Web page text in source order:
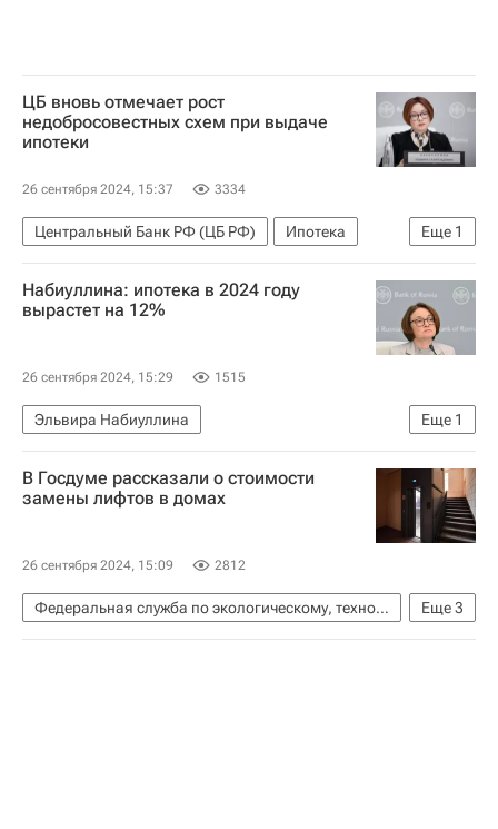
ЦБ вновь отмечает рост
недобросовестных схем при выдаче
ипотеки
26 сентября 2024, 15:37 3334
Еще 1
Центральный Банк РФ (ЦБ РФ)
Ипотека
Эльвира Набиуллина
Набиуллина: ипотека в 2024 году
вырастет на 12%
26 сентября 2024, 15:29 1515
Еще 1
Эльвира Набиуллина
Центральный Банк РФ (ЦБ РФ)
В Госдуме рассказали о стоимости
замены лифтов в домах
26 сентября 2024, 15:09 2812
Еще3
Федеральная служба по экологическому, технологическому и атомному надзору (Ростехнадзор)
Лифты
Жилье Госдума РФ